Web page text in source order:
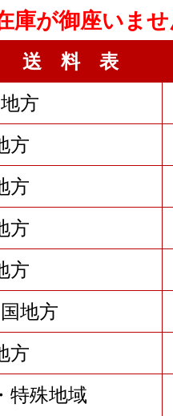
庫が御座いま
送 料 表
方
方
方
方
方
地方
方
特殊地域